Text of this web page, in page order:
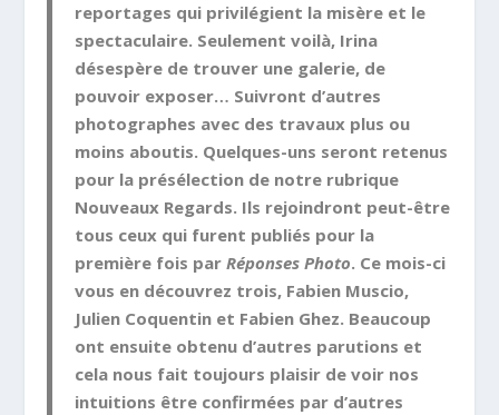
reportages qui privilégient la misère et le
spectaculaire. Seulement voilà, Irina
désespère de trouver une galerie, de
pouvoir exposer… Suivront d’autres
photographes avec des travaux plus ou
moins aboutis. Quelques-uns seront retenus
pour la présélection de notre rubrique
Nouveaux Regards. Ils rejoindront peut-être
tous ceux qui furent publiés pour la
première fois parRéponses Photo. Ce mois-ci
vous en découvrez trois, Fabien Muscio,
Julien Coquentin et Fabien Ghez. Beaucoup
ont ensuite obtenu d’autres parutions et
cela nous fait toujours plaisir de voir nos
intuitions être confirmées par d’autres